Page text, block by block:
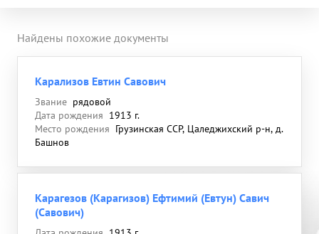
Найдены похожие документы
Карализов Евтин Савович
Звание рядовой
Дата рождения 1913 г.
Место рождения Грузинская ССР, Цаледжихский р-н, д.
Башнов
Карагезов (Карагизов) Ефтимий (Евтун) Савич
(Савович)